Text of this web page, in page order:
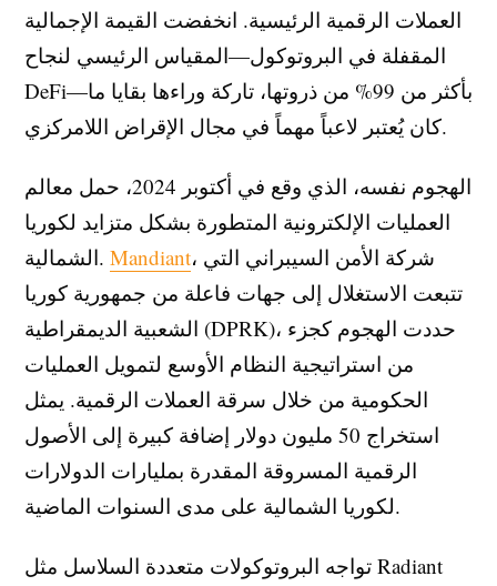
العملات الرقمية الرئيسية. انخفضت القيمة الإجمالية
المقفلة في البروتوكول—المقياس الرئيسي لنجاح
DeFi—بأكثر من 99% من ذروتها، تاركة وراءها بقايا ما
كان يُعتبر لاعباً مهماً في مجال الإقراض اللامركزي.
الهجوم نفسه، الذي وقع في أكتوبر 2024، حمل معالم
العمليات الإلكترونية المتطورة بشكل متزايد لكوريا
الشمالية. Mandiant، شركة الأمن السيبراني التي
تتبعت الاستغلال إلى جهات فاعلة من جمهورية كوريا
الشعبية الديمقراطية (DPRK)، حددت الهجوم كجزء
من استراتيجية النظام الأوسع لتمويل العمليات
الحكومية من خلال سرقة العملات الرقمية. يمثل
استخراج 50 مليون دولار إضافة كبيرة إلى الأصول
الرقمية المسروقة المقدرة بمليارات الدولارات
لكوريا الشمالية على مدى السنوات الماضية.
تواجه البروتوكولات متعددة السلاسل مثل Radiant